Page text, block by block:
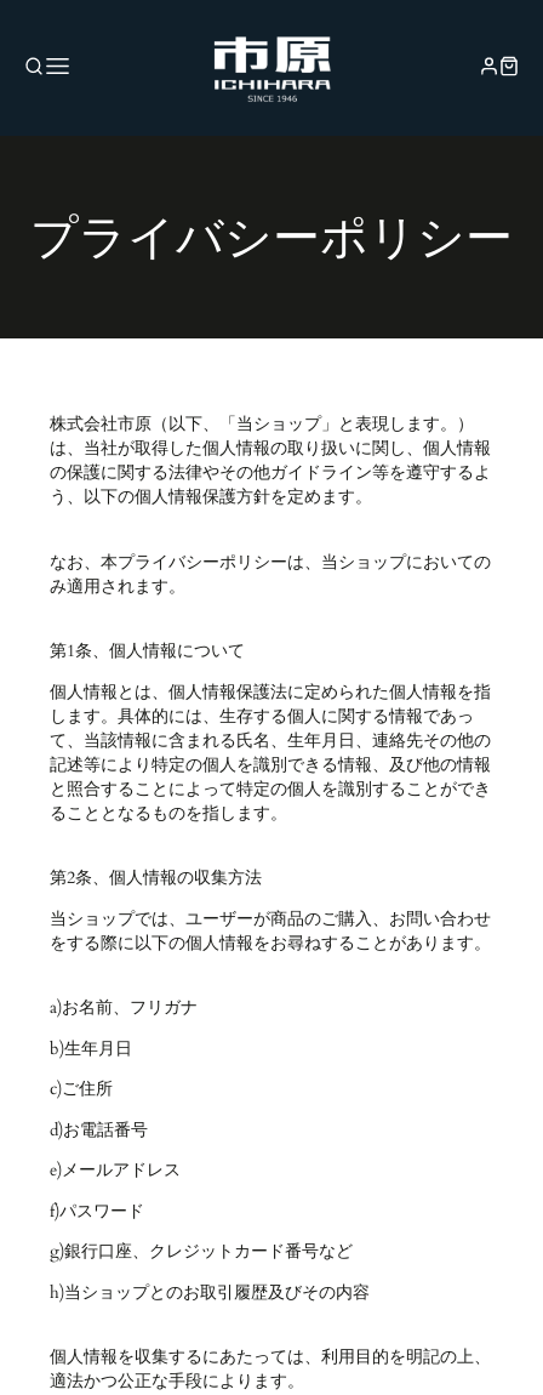
プライバシーポリシー
株式会社市原（以下、「当ショップ」と表現します。）
は、当社が取得した個人情報の取り扱いに関し、個人情報
の保護に関する法律やその他ガイドライン等を遵守するよ
う、以下の個人情報保護方針を定めます。
なお、本プライバシーポリシーは、当ショップにおいての
み適用されます。
第1条、個人情報について
個人情報とは、個人情報保護法に定められた個人情報を指
します。具体的には、生存する個人に関する情報であっ
て、当該情報に含まれる氏名、生年月日、連絡先その他の
記述等により特定の個人を識別できる情報、及び他の情報
と照合することによって特定の個人を識別することができ
ることとなるものを指します。
第2条、個人情報の収集方法
当ショップでは、ユーザーが商品のご購入、お問い合わせ
をする際に以下の個人情報をお尋ねすることがあります。
a)お名前、フリガナ
b)生年月日
c)ご住所
d)お電話番号
e)メールアドレス
f)パスワード
g)銀行口座、クレジットカード番号など
h)当ショップとのお取引履歴及びその内容
個人情報を収集するにあたっては、利用目的を明記の上、
適法かつ公正な手段によります。